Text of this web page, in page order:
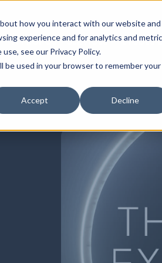
how you interact with our website and
experience and for analytics and
see our Privacy Policy.
be used in your browser to remember your
Accept Decline
À PROPOS SERVICES ÉTUDES